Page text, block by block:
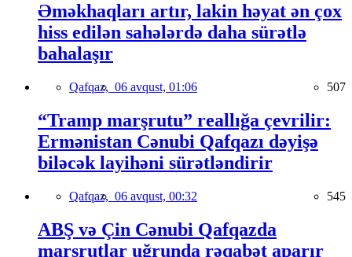
Əməkhaqları artır, lakin həyat ən çox
hiss edilən sahələrdə daha sürətlə
bahalaşır
Qafqaz, 06 avqust, 01:06 507
“Tramp marşrutu” reallığa çevrilir:
Ermənistan Cənubi Qafqazı dəyişə
biləcək layihəni sürətləndirir
Qafqaz, 06 avqust, 00:32 545
ABŞ və Çin Cənubi Qafqazda
marşrutlar uğrunda rəqabət aparır